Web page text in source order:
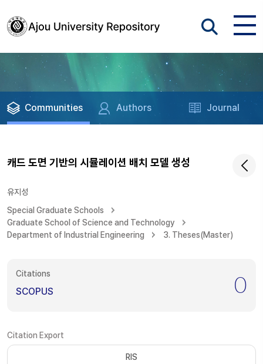
Communities Authors Journal
캐드 도면 기반의 시뮬레이션 배치 모델 생성
유지성
Special Graduate Schools
Graduate School of Science and Technology
Department of Industrial Engineering
3. Theses(Master)
Citations
SCOPUS 0
Citation Export
RIS